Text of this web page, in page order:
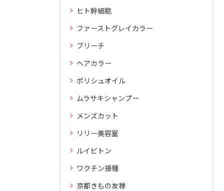
ヒト幹細胞
ファーストグレイカラー
ブリーチ
ヘアカラー
ポリシュオイル
ムラサキシャンプー
メンズカット
リリー美容室
ルイビトン
ワクチン接種
京都きもの友禅